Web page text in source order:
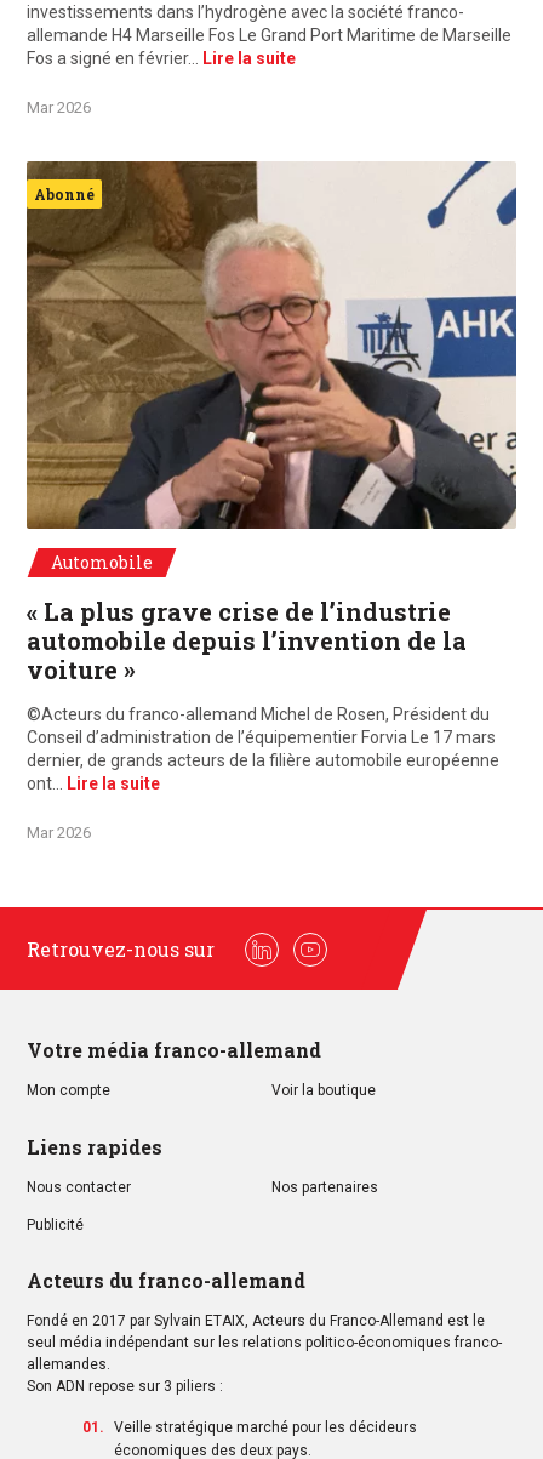
investissements dans l’hydrogène avec la société franco-
allemande H4 Marseille Fos Le Grand Port Maritime de Marseille
Fos a signé en février…
Lire la suite
Mar 2026
Abonné
Automobile
« La plus grave crise de l’industrie
automobile depuis l’invention de la
voiture »
©Acteurs du franco-allemand Michel de Rosen, Président du
Conseil d’administration de l’équipementier Forvia Le 17 mars
dernier, de grands acteurs de la filière automobile européenne
ont…
Lire la suite
Mar 2026
Retrouvez-nous sur
LinkedinYoutube
Votre média franco-allemand
Mon compte Voir la boutique
Liens rapides
Nous contacter Nos partenaires
Publicité
Acteurs du franco-allemand
Fondé en 2017 par Sylvain ETAIX, Acteurs du Franco-Allemand est le
seul média indépendant sur les relations politico-économiques franco-
allemandes.
Son ADN repose sur 3 piliers :
Veille stratégique marché pour les décideurs
économiques des deux pays.